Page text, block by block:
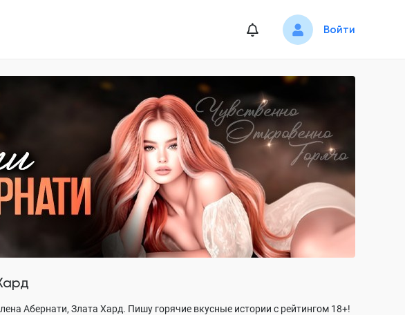
Войти
Абернати, Злата Хард. Пишу горячие вкусные истории с рейтингом 18+!